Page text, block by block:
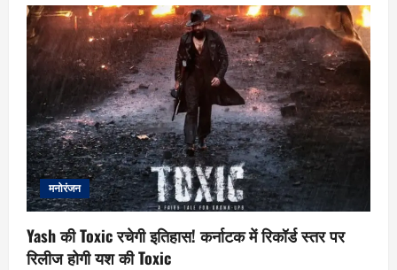
मनोरंजन
Yash की Toxic रचेगी इतिहास! कर्नाटक में रिकॉर्ड स्तर पर
रिलीज होगी यश की Toxic